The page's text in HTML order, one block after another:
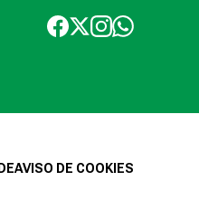
AVISO DE COOKIES